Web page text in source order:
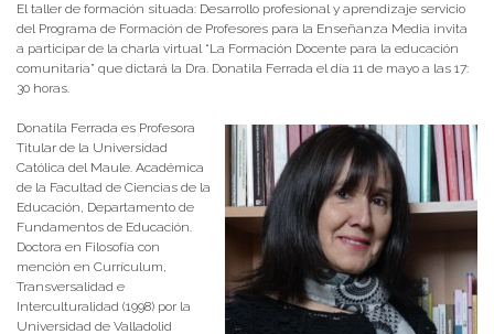
El taller de formación situada: Desarrollo profesional y aprendizaje servicio
del Programa de Formación de Profesores para la Enseñanza Media invita
a participar de la charla virtual “La Formación Docente para la educación
comunitaria” que dictará la Dra. Donatila Ferrada el día 11 de mayo a las 17:
30 horas.
Donatila Ferrada es Profesora
Titular de la Universidad
Católica del Maule. Académica
de la Facultad de Ciencias de la
Educación, Departamento de
Fundamentos de Educación.
Doctora en Filosofía con
mención en Currículum,
Transversalidad e
Interculturalidad (1998) por la
Universidad de Valladolid